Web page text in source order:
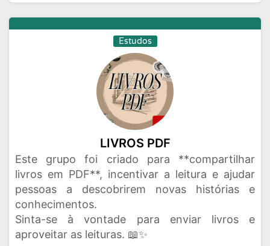
Estudos
LIVROS PDF
Este grupo foi criado para **compartilhar
livros em PDF**, incentivar a leitura e ajudar
pessoas a descobrirem novas histórias e
conhecimentos.
Sinta-se à vontade para enviar livros e
aproveitar as leituras. 📖✨